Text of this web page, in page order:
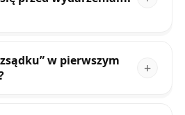
w pierwszym